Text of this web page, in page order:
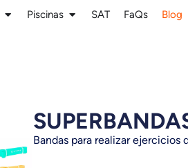
Piscinas SAT FaQs Blog
Bandas para realizar